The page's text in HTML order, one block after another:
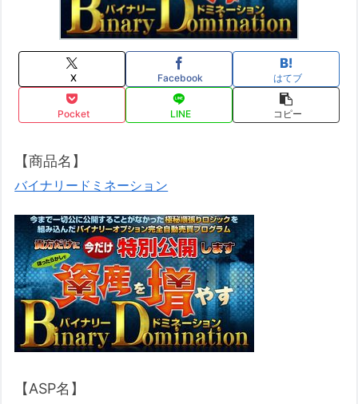
X Facebook はてブ
Pocket LINE コピー
【商品名】
バイナリードミネーション
【ASP名】